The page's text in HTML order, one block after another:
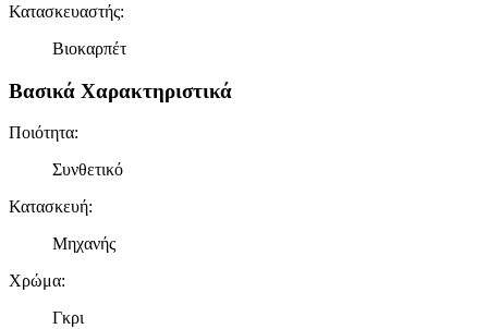
Κατασκευαστής:
Βιοκαρπέτ
Βασικά Χαρακτηριστικά
Ποιότητα:
Συνθετικό
Κατασκευή:
Μηχανής
Χρώμα:
Γκρι